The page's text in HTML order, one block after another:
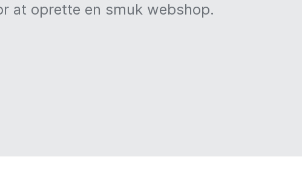
at oprette en smuk webshop.